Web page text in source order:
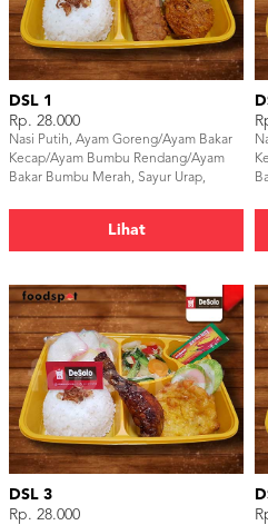
DSL 1
Rp. 28.000
Nasi Putih, Ayam Goreng/Ayam Bakar
Kecap/Ayam Bumbu Rendang/Ayam
Bakar Bumbu Merah, Sayur Urap,
Lihat
DSL 3
Rp. 28.000